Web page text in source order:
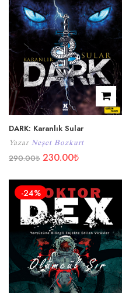
DARK: Karanlık Sular
Yazar Neşet Bozkurt
290.00₺ 230.00₺
-24%